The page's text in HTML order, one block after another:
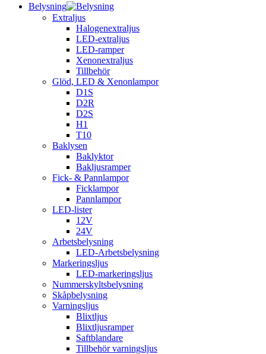
Belysning
Extraljus
Halogenextraljus
LED-extraljus
LED-ramper
Xenonextraljus
Tillbehör
Glöd, LED & Xenonlampor
D1S
D2R
D2S
H1
T10
Baklysen
Baklyktor
Bakljusramper
Fick- & Pannlampor
Ficklampor
Pannlampor
LED-lister
12V
24V
Arbetsbelysning
LED-Arbetsbelysning
Markeringsljus
LED-markeringsljus
Nummerskyltsbelysning
Skåpbelysning
Varningsljus
Blixtljus
Blixtljusramper
Saftblandare
Tillbehör varningsljus